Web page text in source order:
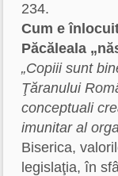
234.
Cum e
Păcăleala
„Copiii sunt
Ţăranului
conceptuali
imunitar al
Biserica,
legislaţia, în